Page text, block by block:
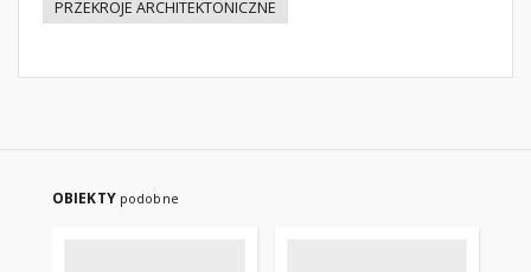
PRZEKROJE ARCHITEKTONICZNE
OBIEKTY podobne